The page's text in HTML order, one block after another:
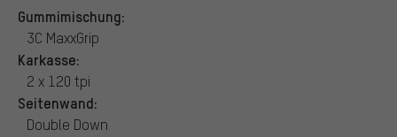
Gummimischung:
3C MaxxGrip
Karkasse:
2 x 120 tpi
Seitenwand:
Double Down